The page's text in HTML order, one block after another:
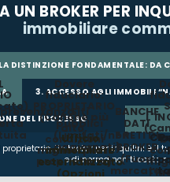
UN BROKER PER
immobiliare
DISTINZIONE FONDAMENTALE: DA
Dovere
fiduciario:
PROPRIETARIO
(Canone più
alto,
condizioni
migliori per il
proprietario)
3. ACCESSO AGLI IMMOBILI
Siti
pubblici
(Limitati/non
aggiornati)
BANCHE
DATI
E RETI DI
BROKER
(Fuori
mercato,
DEL PROCESSO
Ufficio
immobiliare
esternalizzato
(Opzioni
Un broker per inquilini è il
e di norma non ti costa